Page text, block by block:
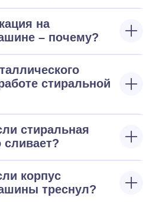
на
– почему?
стиральной
стиральная
корпус
треснул?